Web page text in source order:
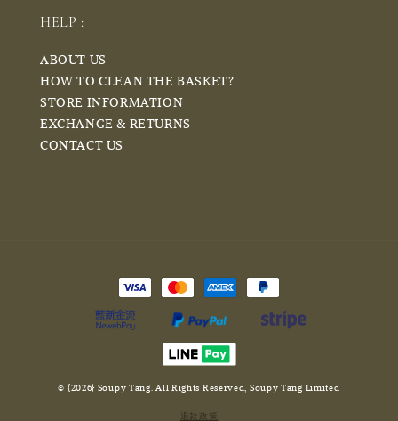
HELP :
ABOUT US
HOW TO CLEAN THE BASKET?
STORE INFORMATION
EXCHANGE & RETURNS
CONTACT US
© {2026} Soupy Tang. All Rights Reserved, Soupy Tang Limited
退款政策